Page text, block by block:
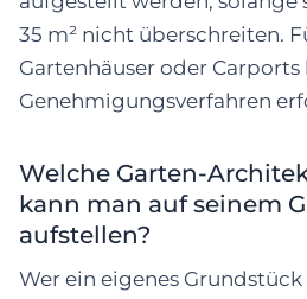
35 m² nicht überschreiten.
Gartenhäuser oder Carports
Genehmigungsverfahren
Welche Garten-
kann man auf seinem
aufstellen?
Wer ein eigenes